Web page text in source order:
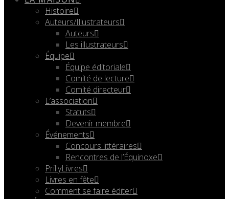
Histoire
Auteurs/Illustrateurs
Auteurs
Les illustrateurs
Équipe
Équipe éditoriale
Comité de lecture
Comité directeur
L’association
Statuts
Devenir membre
Événements
Concours littéraires
Rencontres de l’Équinoxe
PrillyLivres
Livres en fête
Comment se faire éditer